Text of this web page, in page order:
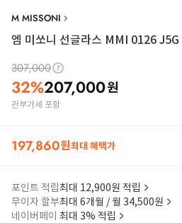
M MISSONI
엠 미쏘니 선글라스 MMI 0126
307,000
32%207,000원
관부가세 포함
197,860원최대 혜택가
포인트 적립최대 12,900원 적립
무이자 할부최대 6개월 / 월 34,500원
네이버페이 최대 3% 적립